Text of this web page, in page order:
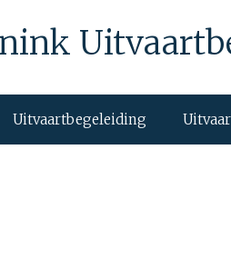
Uitvaartbegeleiding